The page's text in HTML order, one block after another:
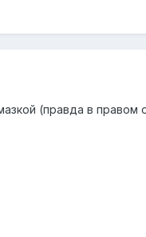
(правда в правом